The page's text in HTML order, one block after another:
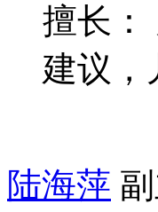
擅长：
建议，
陆海萍